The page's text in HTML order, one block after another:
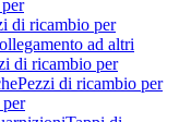
di ricambio per
ad altri
di ricambio per
Pezzi di ricambio per